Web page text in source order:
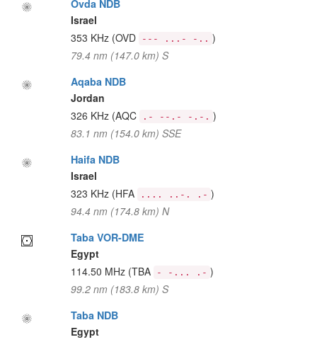
Ovda NDB
Israel
353 KHz (OVD --- ...- -.. )
79.4 nm (147.0 km) S
Aqaba NDB
Jordan
326 KHz (AQC .- --.- -.-. )
83.1 nm (154.0 km) SSE
Haifa NDB
Israel
323 KHz (HFA .... ..-. .- )
94.4 nm (174.8 km) N
Taba VOR-DME
Egypt
114.50 MHz (TBA - -... .- )
99.2 nm (183.8 km) S
Taba NDB
Egypt